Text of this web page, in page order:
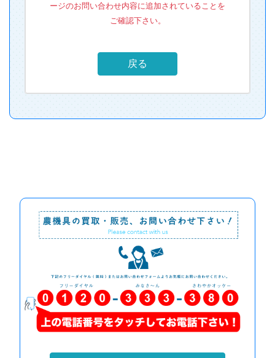
ージのお問い合わせ内容に追加されていることを
ご確認下さい。
戻る